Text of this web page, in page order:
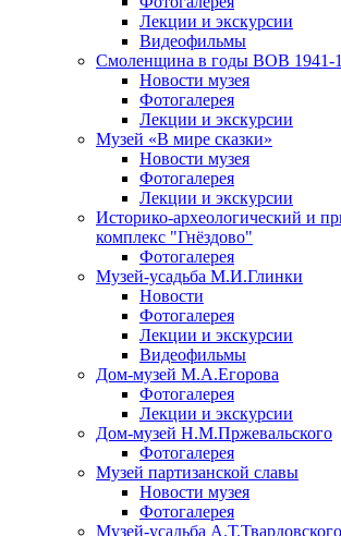
Лекции и экскурсии
Видеофильмы
Смоленщина в годы ВОВ 1941-
Новости музея
Фотогалерея
Лекции и экскурсии
Музей «В мире сказки»
Новости музея
Фотогалерея
Лекции и экскурсии
Историко-археологический и
комплекс "Гнёздово"
Фотогалерея
Музей-усадьба М.И.Глинки
Новости
Фотогалерея
Лекции и экскурсии
Видеофильмы
Дом-музей М.А.Егорова
Фотогалерея
Лекции и экскурсии
Дом-музей Н.М.Пржевальского
Фотогалерея
Музей партизанской славы
Новости музея
Фотогалерея
Музей-усадьба А.Т.Твардовского